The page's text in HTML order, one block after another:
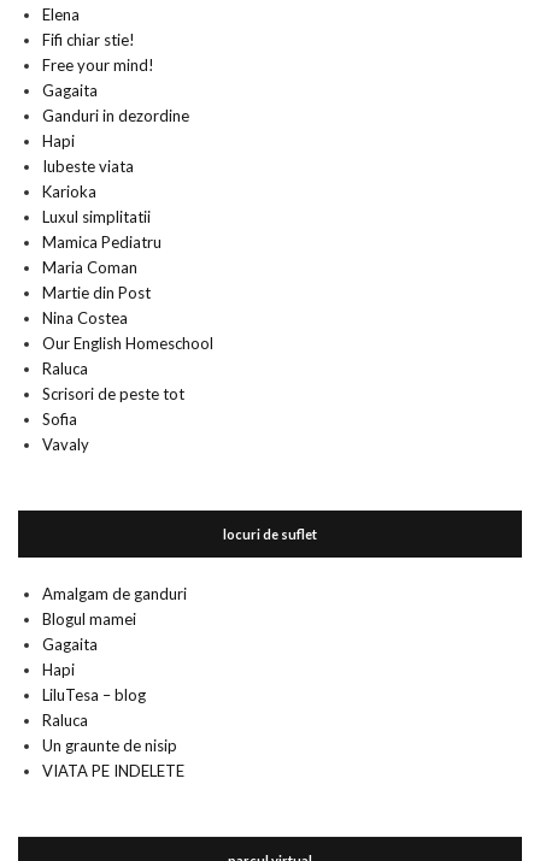
Elena
Fifi chiar stie!
Free your mind!
Gagaita
Ganduri in dezordine
Hapi
Iubeste viata
Karioka
Luxul simplitatii
Mamica Pediatru
Maria Coman
Martie din Post
Nina Costea
Our English Homeschool
Raluca
Scrisori de peste tot
Sofia
Vavaly
locuri de suflet
Amalgam de ganduri
Blogul mamei
Gagaita
Hapi
LiluTesa – blog
Raluca
Un graunte de nisip
VIATA PE INDELETE